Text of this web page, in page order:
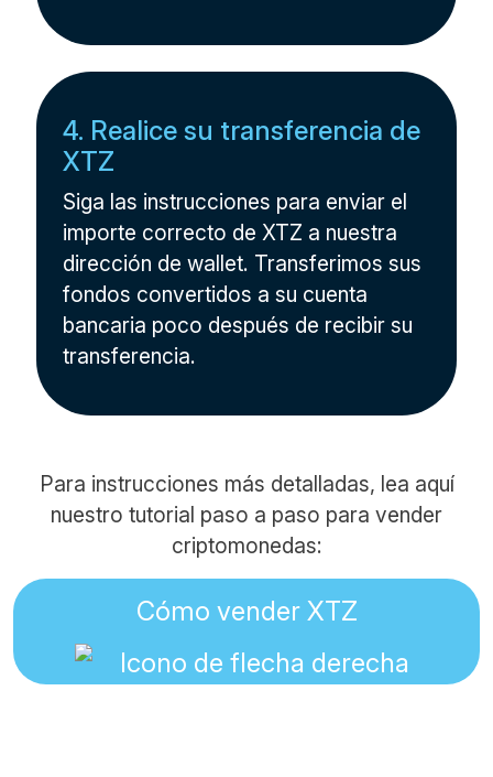
4. Realice su transferencia de
XTZ
Siga las instrucciones para enviar el
importe correcto de XTZ a nuestra
dirección de wallet. Transferimos sus
fondos convertidos a su cuenta
bancaria poco después de recibir su
transferencia.
Para instrucciones más detalladas, lea aquí
nuestro tutorial paso a paso para vender
criptomonedas:
Cómo vender XTZ